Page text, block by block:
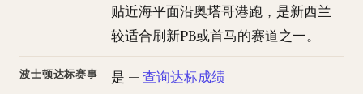
贴近海平面沿奥塔哥港跑，是新西兰
较适合刷新PB或首马的赛道之一。
波士顿达标赛事 是 — 查询达标成绩